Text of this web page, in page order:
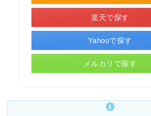
楽天で探す
Yahooで探す
メルカリで探す